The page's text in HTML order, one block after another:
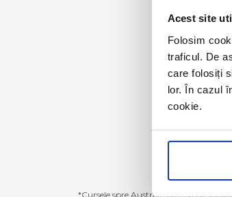
Acest site
Folosim
traficul. De
care folosiți
lor. În cazul
cookie.
*Cursele spre Austria, Germania,